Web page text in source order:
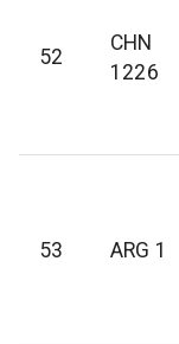
52
CHN
1226
53 ARG 1